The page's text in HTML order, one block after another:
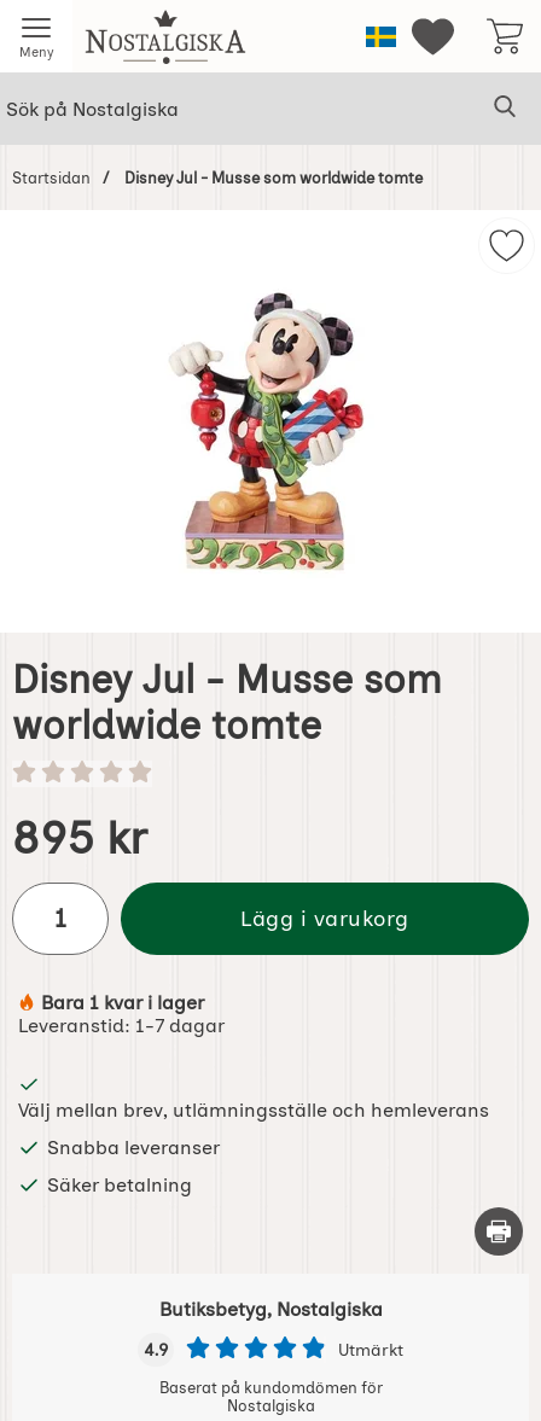
Meny Startsidan för NostalgiskaSverigeMina
Startsidan Disney Jul - Musse som worldwide tomte
Disney Jul - Musse som
worldwide tomte
Handla denna produkt Disney Jul - Musse som worldwide
pris
895 kr
antal
Lägg i varukorg
Tillgänglighet:
Bara 1 kvar i lager
Leveranstid: 1-7 dagar
Välj mellan brev, utlämningsställe och hemleverans
Snabba leveranser
Säker betalning
Skriv
Butiksbetyg, Nostalgiska
4.9 Utmärkt
Baserat på kundomdömen för
Nostalgiska